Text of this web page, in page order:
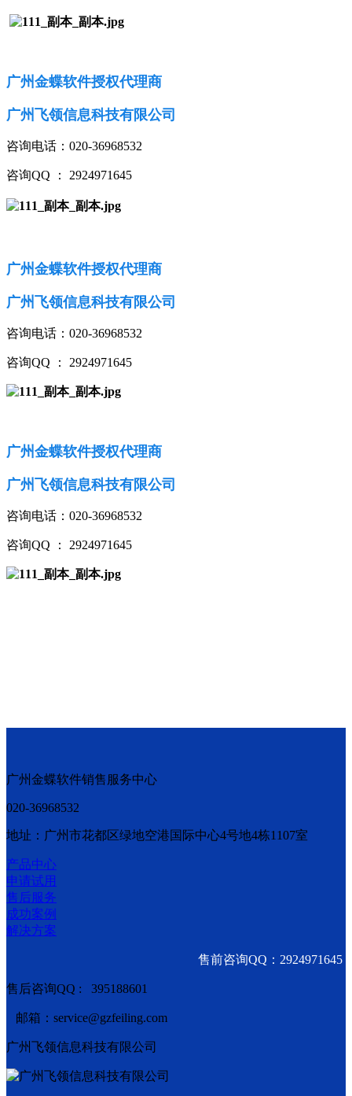
广州金蝶软件授权代理商
广州飞领信息科技有限公司
咨询电话：020-36968532
咨询QQ ： 2924971645
广州金蝶软件授权代理商
广州飞领信息科技有限公司
咨询电话：020-36968532
咨询QQ ： 2924971645
广州金蝶软件授权代理商
广州飞领信息科技有限公司
咨询电话：020-36968532
咨询QQ ： 2924971645
广州金蝶软件销售服务中心
020-36968532
地址：广州市花都区绿地空港国际中心4号地4栋1107室
产品中心
申请试用
售后服务
成功案例
解决方案
售前咨询QQ：2924971645
售后咨询QQ : 395188601
邮箱：service@gzfeiling.com
广州飞领信息科技有限公司